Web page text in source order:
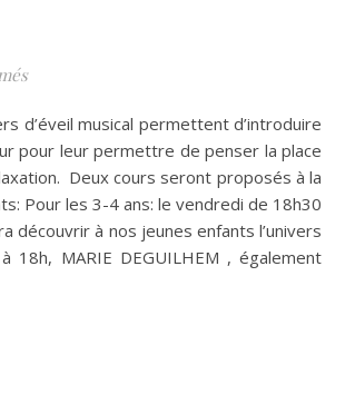
sur Réouverture des cours d’Eveil Musical
d’éveil musical permettent d’introduire
pour leur permettre de penser la place
Deux cours seront proposés à la
Pour les 3-4 ans: le vendredi de 18h30
découvrir à nos jeunes enfants l’univers
MARIE DEGUILHEM , également